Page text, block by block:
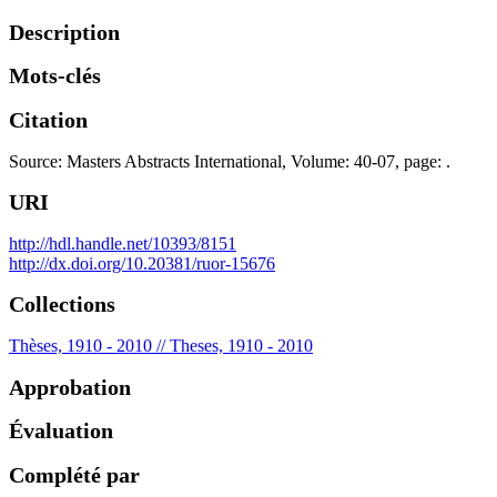
Description
Mots-clés
Citation
Source: Masters Abstracts International, Volume: 40-07, page: .
URI
http://hdl.handle.net/10393/8151
http://dx.doi.org/10.20381/ruor-15676
Collections
Thèses, 1910 - 2010 // Theses, 1910 - 2010
Approbation
Évaluation
Complété par